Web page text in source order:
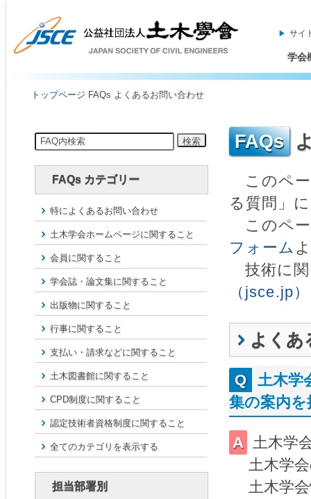
サイ
学会
トップページ FAQs よくあるお問い合わせ
FAQs カテゴリー
特によくあるお問い合わせ
土木学会ホームページに関すること
会員に関すること
学会誌・論文集に関すること
出版物に関すること
行事に関すること
支払い・請求などに関すること
土木図書館に関すること
CPD制度に関すること
認定技術者資格制度に関すること
全てのカテゴリを表示する
担当部署別
このペ
る質問」
このペー
フォーム
技術に関
（jsce.jp）
よくあ
土木学
集の案内
土木学
土木学
土木学